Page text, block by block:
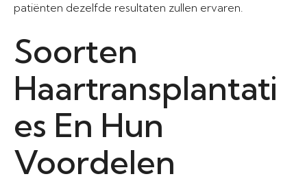
patiënten dezelfde resultaten zullen ervaren.
Soorten
Haartransplantati
es En Hun
Voordelen